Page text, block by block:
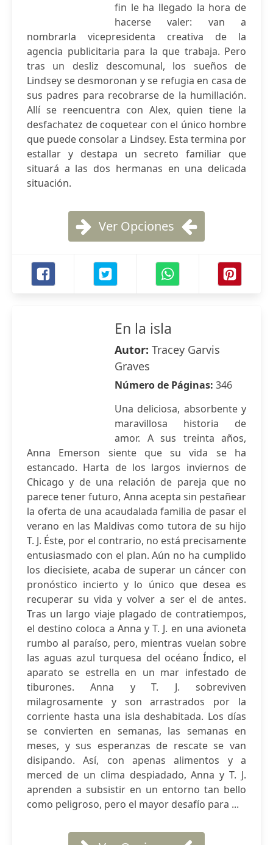
fin le ha llegado la hora de
hacerse valer: van a
nombrarla vicepresidenta creativa de la
agencia publicitaria para la que trabaja. Pero
tras un desliz descomunal, los sueños de
Lindsey se desmoronan y se refugia en casa de
sus padres para recobrarse de la humillación.
Allí se reencuentra con Alex, quien tiene la
desfachatez de coquetear con el único hombre
que puede consolar a Lindsey. Esta termina por
estallar y destapa un secreto familiar que
situará a las dos hermanas en una delicada
situación.
Ver Opciones
En la isla
Autor: Tracey Garvis
Graves
Número de Páginas: 346
Una deliciosa, absorbente y
maravillosa historia de
amor. A sus treinta años,
Anna Emerson siente que su vida se ha
estancado. Harta de los largos inviernos de
Chicago y de una relación de pareja que no
parece tener futuro, Anna acepta sin pestañear
la oferta de una acaudalada familia de pasar el
verano en las Maldivas como tutora de su hijo
T. J. Éste, por el contrario, no está precisamente
entusiasmado con el plan. Aún no ha cumplido
los diecisiete, acaba de superar un cáncer con
pronóstico incierto y lo único que desea es
recuperar su vida y volver a ser el de antes.
Tras un largo viaje plagado de contratiempos,
el destino coloca a Anna y T. J. en una avioneta
rumbo al paraíso, pero, mientras vuelan sobre
las aguas azul turquesa del océano Índico, el
aparato se estrella en un mar infestado de
tiburones. Anna y T. J. sobreviven
milagrosamente y son arrastrados por la
corriente hasta una isla deshabitada. Los días
se convierten en semanas, las semanas en
meses, y sus esperanzas de rescate se van
disipando. Así, con apenas alimentos y a
merced de un clima despiadado, Anna y T. J.
aprenden a subsistir en un entorno tan bello
como peligroso, pero el mayor desafío para ...